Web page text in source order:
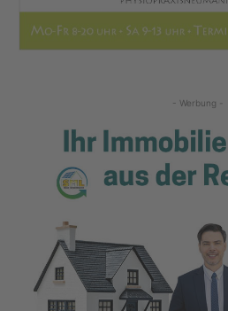
- Werbung -